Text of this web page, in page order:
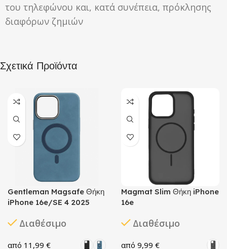
του τηλεφώνου και, κατά συνέπεια, πρόκλησης
διαφόρων ζημιών
Σχετικά Προϊόντα
Gentleman Magsafe Θήκη
iPhone 16e/SE 4 2025
Διαθέσιμο
11,99 €
Magmat Slim Θήκη iPhone
16e
Διαθέσιμο
9,99 €